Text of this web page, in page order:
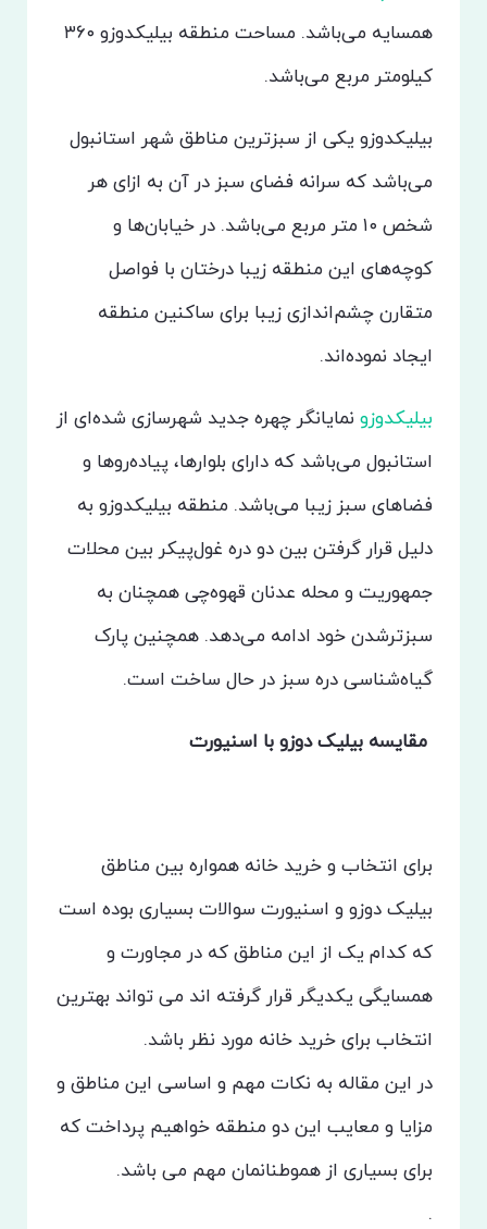
همسایه می‌باشد. مساحت منطقه بیلیکدوزو ۳۶۰
کیلومتر مربع می‌باشد.
بیلیکدوزو یکی از سبزترین مناطق شهر استانبول
می‌باشد که سرانه فضای سبز در آن به ازای هر
شخص ۱۰ متر مربع می‌باشد. در خیابان‌ها و
کوچه‌های این منطقه زیبا درختان با فواصل
متقارن چشم‌اندازی زیبا برای ساکنین منطقه‌
ایجاد نموده‌اند.
بیلیکدوزو نمایانگر چهره جدید شهرسازی شده‌ای از
استانبول می‌باشد که دارای بلوارها، پیاده‌روها و
فضاهای سبز زیبا می‌باشد. منطقه بیلیکدوزو به
دلیل قرار گرفتن بین دو دره غول‌پیکر بین محلات
جمهوریت و محله عدنان قهوه‌چی همچنان به
سبزترشدن خود ادامه می‌دهد. همچنین پارک
گیاه‌شناسی دره سبز در حال ساخت است.
مقایسه بیلیک دوزو با اسنیورت
برای انتخاب و خرید خانه همواره بین مناطق
بیلیک دوزو و اسنیورت سوالات بسیاری بوده است
که کدام یک از این مناطق که در مجاورت و
همسایگی یکدیگر قرار گرفته اند می تواند بهترین
انتخاب برای خرید خانه مورد نظر باشد.
در این مقاله به نکات مهم و اساسی این مناطق و
مزایا و معایب این دو منطقه خواهیم پرداخت که
برای بسیاری از هموطنانمان مهم می باشد.
.